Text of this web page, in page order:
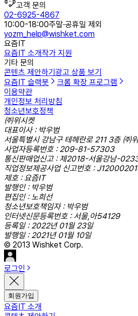
고객 문의
02-6925-4867
10:00-18:00주말·공휴일 제외
yozm_help@wishket.com
요즘IT
요즘IT 소개작가 지원
기타 문의
콘텐츠 제안하기 광고 상품 보기
요즘IT 슬랙봇
크롬 확장 프로그램
이용약관
개인정보 처리방침
청소년보호정책
㈜위시켓
대표이사 : 박우범
서울특별시 강남구 테헤란로 211 3층 ㈜
사업자등록번호 : 209-81-57303
통신판매업신고 : 제2018-서울강남-
직업정보제공사업 신고번호 :
제호 : 요즘IT
발행인 : 박우범
편집인 : 노희선
청소년보호책임자 : 박우범
인터넷신문등록번호 : 서울,아54129
등록일 : 2022년 01월 23일
발행일 : 2021년 01월 10일
© 2013 Wishket Corp.
로그인
회원가입
요즘IT 소개